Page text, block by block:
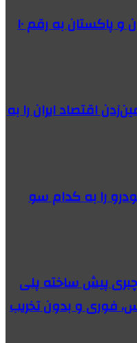
افزایش حجم تجارت بین ایران و پاکستان به رقم ۱۰
اقتصاد ایران را به
را به کدام سو
پیش ساخته پلی
فوری و بدون تخریب